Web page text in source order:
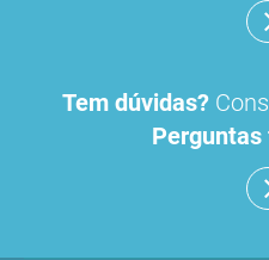
Tem dúvidas?